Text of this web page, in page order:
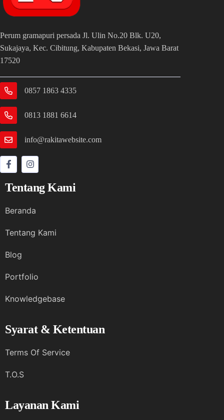
Perum gramapuri persada Jl. Ulin No.20 Blk. U20,
Sukajaya, Kec. Cibitung, Kabupaten Bekasi, Jawa Barat
17520
0857 1863 4335
0813 1881 6614
info@rakitawebsite.com
Tentang Kami
Beranda
Tentang Kami
Blog
Portfolio
Knowledgebase
Syarat & Ketentuan
Terms Of Service
T.O.S
Layanan Kami